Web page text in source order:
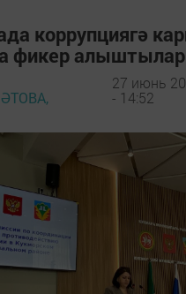
коррупциягә
фикер алыштылар
27 июнь
- 14:52